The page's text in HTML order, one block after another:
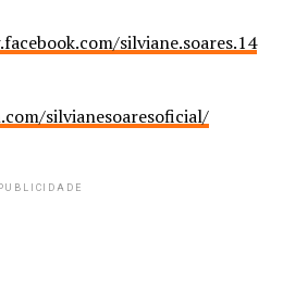
silviane.soares.14
silvianesoaresoficial/
PUBLICIDADE